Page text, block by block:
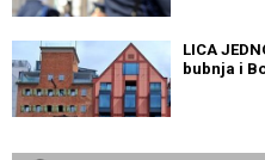
LICA
bubnja i